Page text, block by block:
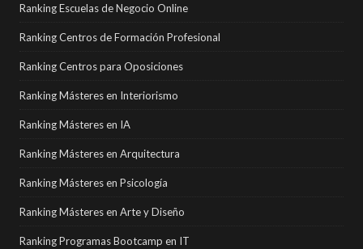
Ranking Escuelas de Negocio Online
Ranking Centros de Formación Profesional
Ranking Centros para Oposiciones
Ranking Másteres en Interiorismo
Ranking Másteres en IA
Ranking Másteres en Arquitectura
Ranking Másteres en Psicología
Ranking Másteres en Arte y Diseño
Ranking Programas Bootcamp en IT